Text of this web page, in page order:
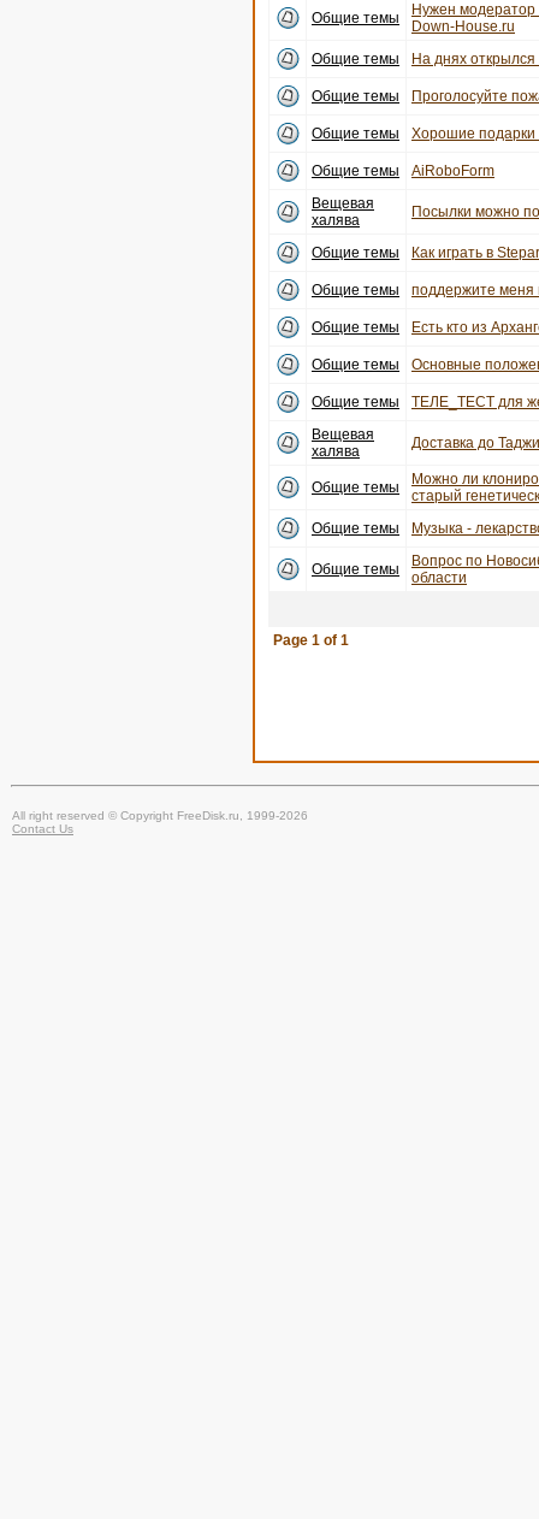
Общие темы
Нужен модератор
Down-House.ru
Общие темы
На днях
Общие темы Проголосуйте
Общие темы Хорошие
Общие темы
AiRoboForm
Вещевая
халява
Посылки можно
Общие темы Как играть в
Общие темы поддержите меня
Общие темы Есть кто из
Общие темы Основные
Общие темы
ТЕЛЕ_ТЕСТ для
Вещевая
халява
Доставка до
Общие темы
Можно ли
старый
Общие темы
Музыка -
Общие темы
Вопрос по
области
Page 1 of 1
All right reserved © Copyright FreeDisk.ru, 1999-2026
Contact Us